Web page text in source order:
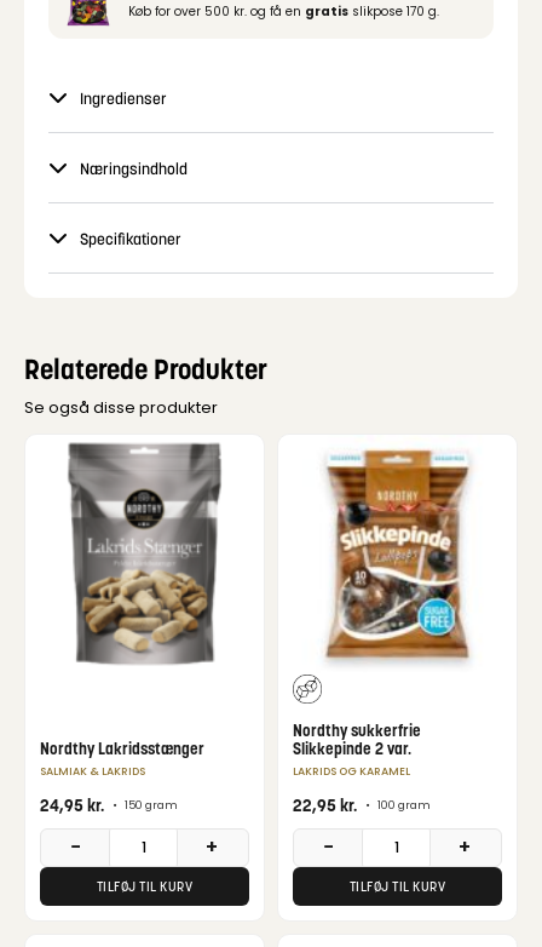
Køb for over 500 kr. og få en gratis slikpose 170 g.
Ingredienser
Næringsindhold
Specifikationer
Relaterede Produkter
Se også disse produkter
Nordthy Lakridsstænger
SALMIAK & LAKRIDS
24,95kr. • 150 gram
− +
TILFØJ TIL KURV
Nordthy sukkerfrie
Slikkepinde 2 var.
LAKRIDS OG KARAMEL
22,95kr. • 100 gram
− +
TILFØJ TIL KURV